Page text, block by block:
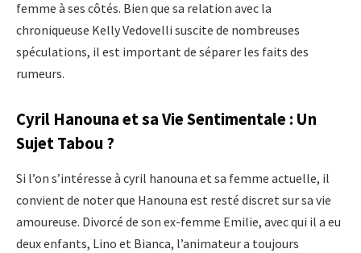
femme à ses côtés. Bien que sa relation avec la
chroniqueuse Kelly Vedovelli suscite de nombreuses
spéculations, il est important de séparer les faits des
rumeurs.
Cyril Hanouna et sa Vie Sentimentale : Un
Sujet Tabou ?
Si l’on s’intéresse à cyril hanouna et sa femme actuelle, il
convient de noter que Hanouna est resté discret sur sa vie
amoureuse. Divorcé de son ex-femme Emilie, avec qui il a eu
deux enfants, Lino et Bianca, l’animateur a toujours